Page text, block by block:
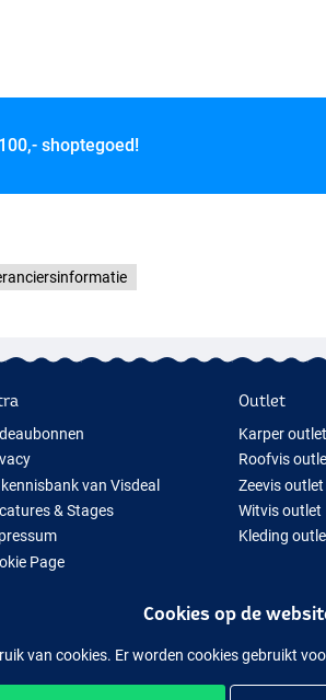
shoptegoed!
kennisbank van Visdeal
& Stages
Page
Outlet
Karper outlet
Roofvis
Zeevis outlet
Witvis outlet
Kleding
Cookies op de
van cookies. Er worden cookies gebruikt